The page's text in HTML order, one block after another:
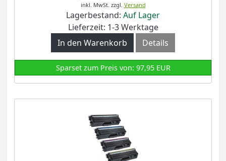
inkl. MwSt. zzgl. Versand
Lagerbestand: Auf Lager
Lieferzeit: 1-3 Werktage
In den Warenkorb
Details
Sparset zum Preis von: 97,95 EUR